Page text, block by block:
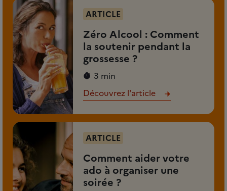
ARTICLE
Zéro Alcool : Comment
la soutenir pendant la
grossesse ?
3 min
Découvrez l'article
ARTICLE
Comment aider votre
ado à organiser une
soirée ?